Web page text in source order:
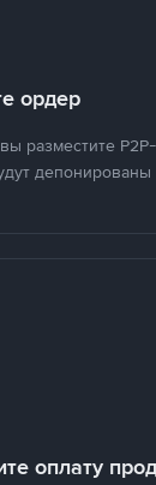
ордер
разместите
депонированы
оплату